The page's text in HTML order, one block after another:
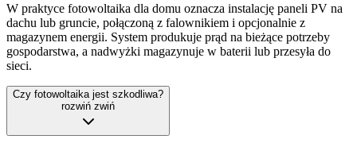
W praktyce fotowoltaika dla domu oznacza instalację paneli PV na
dachu lub gruncie, połączoną z falownikiem i opcjonalnie z
magazynem energii. System produkuje prąd na bieżące potrzeby
gospodarstwa, a nadwyżki magazynuje w baterii lub przesyła do
sieci.
Czy fotowoltaika jest szkodliwa?
rozwiń zwiń